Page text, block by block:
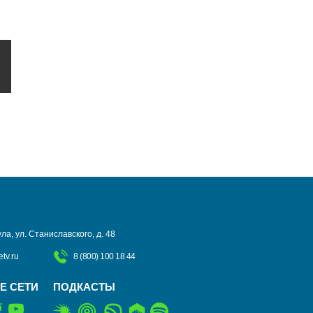
СЕТИ
ул. Станиславского, д. 48
8 (800) 100 18 44
ПОДКАСТЫ